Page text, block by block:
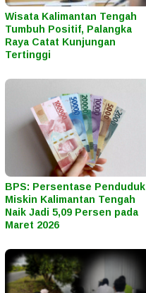
Wisata Kalimantan Tengah
Tumbuh Positif, Palangka
Raya Catat Kunjungan
Tertinggi
BPS: Persentase Penduduk
Miskin Kalimantan Tengah
Naik Jadi 5,09 Persen pada
Maret 2026